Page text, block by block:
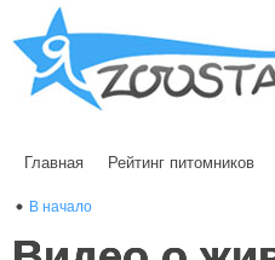
Главная Рейтинг питомников
В начало